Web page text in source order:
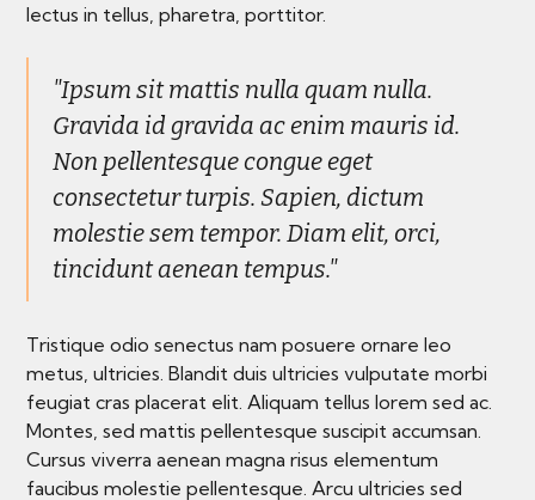
lectus in tellus, pharetra, porttitor.
"Ipsum sit mattis nulla quam nulla.
Gravida id gravida ac enim mauris id.
Non pellentesque congue eget
consectetur turpis. Sapien, dictum
molestie sem tempor. Diam elit, orci,
tincidunt aenean tempus."
Tristique odio senectus nam posuere ornare leo
metus, ultricies. Blandit duis ultricies vulputate morbi
feugiat cras placerat elit. Aliquam tellus lorem sed ac.
Montes, sed mattis pellentesque suscipit accumsan.
Cursus viverra aenean magna risus elementum
faucibus molestie pellentesque. Arcu ultricies sed